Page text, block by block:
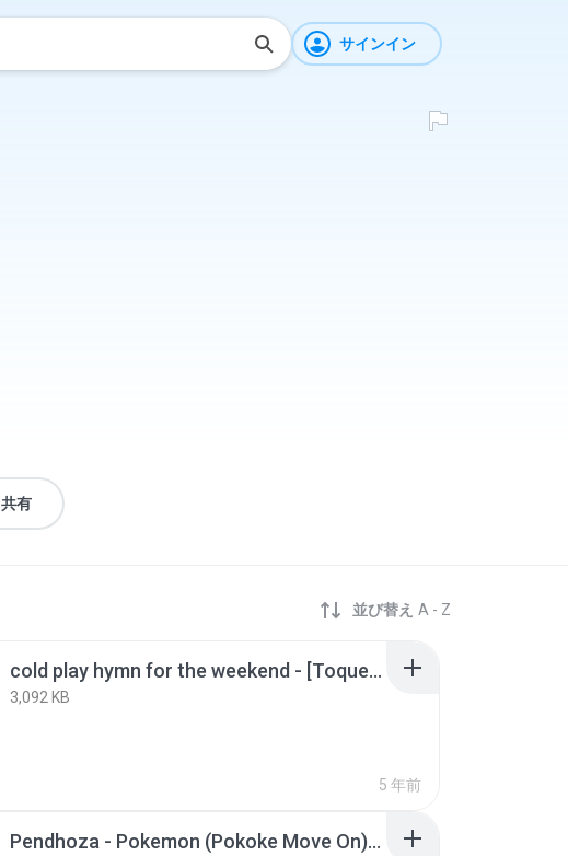
サインイン
共有
並び替え A - Z
cold play hymn for the weekend - [Toque MP3].mp3
3,092 KB
5 年前
Pendhoza - Pokemon (Pokoke Move On) Feat Apsari by elang jar